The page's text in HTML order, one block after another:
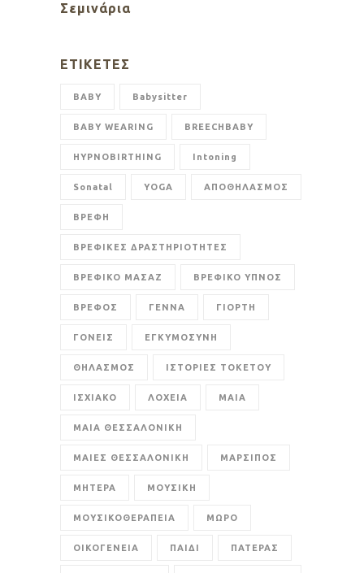
Σεμινάρια
ΕΤΙΚΈΤΕΣ
BABY Babysitter
BABY WEARING BREECHBABY
HYPNOBIRTHING Intoning
Sonatal YOGA ΑΠΟΘΗΛΑΣΜΟΣ
ΒΡΕΦΗ
ΒΡΕΦΙΚΕΣ ΔΡΑΣΤΗΡΙΟΤΗΤΕΣ
ΒΡΕΦΙΚΟ ΜΑΣΑΖ ΒΡΕΦΙΚΟ ΥΠΝΟΣ
ΒΡΕΦΟΣ ΓΕΝΝΑ ΓΙΟΡΤΗ
ΓΟΝΕΙΣ ΕΓΚΥΜΟΣΥΝΗ
ΘΗΛΑΣΜΟΣ ΙΣΤΟΡΙΕΣ ΤΟΚΕΤΟΥ
ΙΣΧΙΑΚΟ ΛΟΧΕΙΑ ΜΑΙΑ
ΜΑΙΑ ΘΕΣΣΑΛΟΝΙΚΗ
ΜΑΙΕΣ ΘΕΣΣΑΛΟΝΙΚΗ ΜΑΡΣΙΠΟΣ
ΜΗΤΕΡΑ ΜΟΥΣΙΚΗ
ΜΟΥΣΙΚΟΘΕΡΑΠΕΙΑ ΜΩΡΟ
ΟΙΚΟΓΕΝΕΙΑ ΠΑΙΔΙ ΠΑΤΕΡΑΣ